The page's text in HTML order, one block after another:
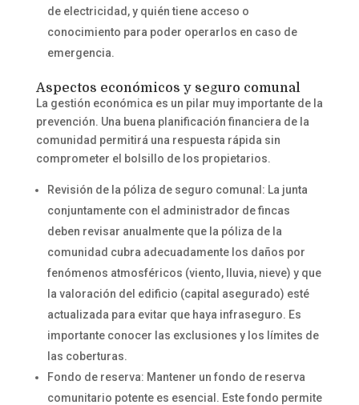
de electricidad, y quién tiene acceso o
conocimiento para poder operarlos en caso de
emergencia.
Aspectos económicos y seguro comunal
La gestión económica es un pilar muy importante de la
prevención. Una buena planificación financiera de la
comunidad permitirá una respuesta rápida sin
comprometer el bolsillo de los propietarios.
Revisión de la póliza de seguro comunal: La junta
conjuntamente con el administrador de fincas
deben revisar anualmente que la póliza de la
comunidad cubra adecuadamente los daños por
fenómenos atmosféricos (viento, lluvia, nieve) y que
la valoración del edificio (capital asegurado) esté
actualizada para evitar que haya infraseguro. Es
importante conocer las exclusiones y los límites de
las coberturas.
Fondo de reserva: Mantener un fondo de reserva
comunitario potente es esencial. Este fondo permite